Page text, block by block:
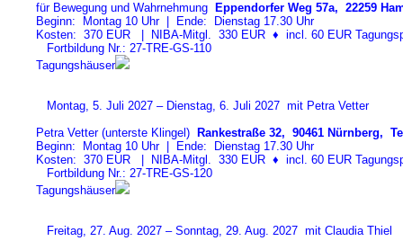
für Bewegung und Wahrnehmung
Eppendorfer Weg 57a, 22259
Beginn: Montag 10 Uhr | Ende: Dienstag 17.30 Uhr
Kosten: 370 EUR | NIBA-Mitgl. 330 EUR ♦ incl. 60 EUR
Fortbildung Nr.: 27-TRE-GS-110
Tagungshäuser
Montag, 5. Juli 2027 – Dienstag, 6. Juli 2027 mit Petra Vetter
Petra Vetter (unterste Klingel)
Rankestraße 32, 90461 Nürnberg,
Beginn: Montag 10 Uhr | Ende: Dienstag 17.30 Uhr
Kosten: 370 EUR | NIBA-Mitgl. 330 EUR ♦ incl. 60 EUR
Fortbildung Nr.: 27-TRE-GS-120
Tagungshäuser
Freitag, 27. Aug. 2027 – Sonntag, 29. Aug. 2027 mit Claudia Thiel